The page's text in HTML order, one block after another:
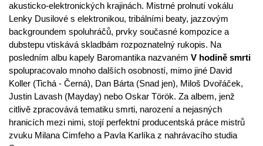
akusticko-elektronických krajinách. Mistrné prolnutí vokálu
Lenky Dusilové s elektronikou, tribálními beaty, jazzovým
backgroundem spoluhráčů, prvky současné kompozice a
dubstepu vtiskává skladbám rozpoznatelný rukopis. Na
posledním albu kapely Baromantika nazvaném V hodině smrti
spolupracovalo mnoho dalších osobností, mimo jiné David
Koller (Tichá - Černá), Dan Bárta (Snad jen), Miloš Dvořáček,
Justin Lavash (Mayday) nebo Oskar Török. Za albem, jenž
citlivě zpracovává tematiku smrti, narození a nejasných
hranicích mezi nimi, stojí perfektní producentská práce mistrů
zvuku Milana Cimfeho a Pavla Karlíka z nahrávacího studia